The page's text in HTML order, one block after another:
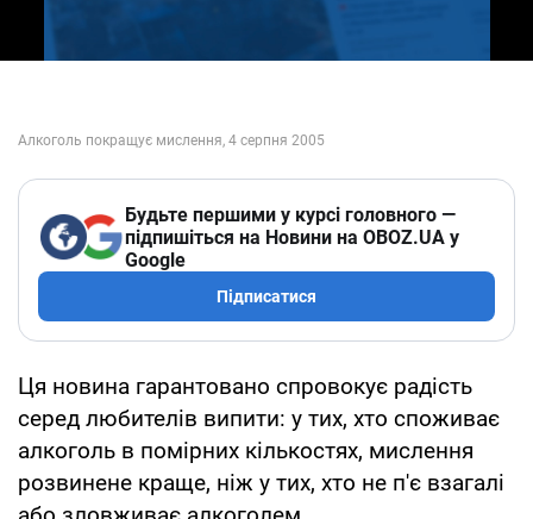
Будьте першими у курсі головного —
підпишіться на Новини на OBOZ.UA у
Google
Підписатися
Ця новина гарантовано спровокує радість
серед любителів випити: у тих, хто споживає
алкоголь в помірних кількостях, мислення
розвинене краще, ніж у тих, хто не п'є взагалі